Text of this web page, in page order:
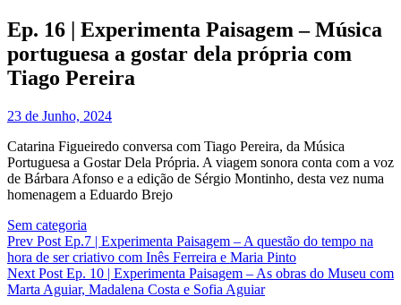
Skip
to
content
Ep. 16 | Experimenta Paisagem – Música
portuguesa a gostar dela própria com
Tiago Pereira
Posted
23 de Junho, 2024
Catarina Figueiredo conversa com Tiago Pereira, da Música
Portuguesa a Gostar Dela Própria. A viagem sonora conta com a voz
de Bárbara Afonso e a edição de Sérgio Montinho, desta vez numa
homenagem a Eduardo Brejo
Categories
Sem categoria
Navegação
de
artigos
Previous
Post
Prev Post Ep.7 | Experimenta Paisagem – A questão do tempo na
hora de ser criativo com Inês Ferreira e Maria Pinto
Next
Post
Next Post Ep. 10 | Experimenta Paisagem – As obras do Museu com
Marta Aguiar, Madalena Costa e Sofia Aguiar